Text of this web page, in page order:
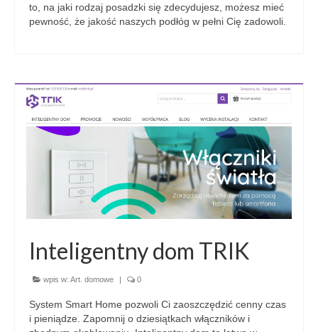
to, na jaki rodzaj posadzki się zdecydujesz, możesz mieć
pewność, że jakość naszych podłóg w pełni Cię zadowoli.
Inteligentny dom TRIK
wpis w: Art. domowe | 0
System Smart Home pozwoli Ci zaoszczędzić cenny czas
i pieniądze. Zapomnij o dziesiątkach włączników i